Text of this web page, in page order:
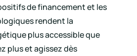
de financement et les
rendent la
plus accessible que
plus et agissez dès